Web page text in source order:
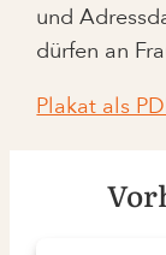
und
dürfen an
Plakat als